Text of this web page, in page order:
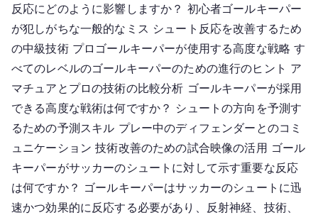
ニ
ク、
ス
キ
ル
レ
ベ
反応にどのように影響しますか？ 初心者ゴールキーパー
が犯しがちな一般的なミス シュート反応を改善するため
の中級技術 プロゴールキーパーが使用する高度な戦略 す
べてのレベルのゴールキーパーのための進行のヒント ア
マチュアとプロの技術の比較分析 ゴールキーパーが採用
できる高度な戦術は何ですか？ シュートの方向を予測す
るための予測スキル プレー中のディフェンダーとのコミ
ュニケーション 技術改善のための試合映像の活用 ゴール
キーパーがサッカーのシュートに対して示す重要な反応
は何ですか？ ゴールキーパーはサッカーのシュートに迅
速かつ効果的に反応する必要があり、反射神経、技術、